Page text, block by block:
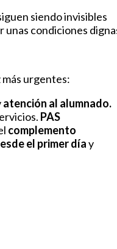
siendo invisibles
unas condiciones
urgentes:
atención al alumnado.
PAS
complemento
el primer díay